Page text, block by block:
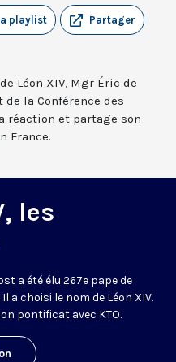
Partager
playlist
Léon XIV, Mgr Éric de
la Conférence des
réaction et partage son
France.
les
a été élu 267e pape de
a choisi le nom de Léon XIV.
pontificat avec KTO.